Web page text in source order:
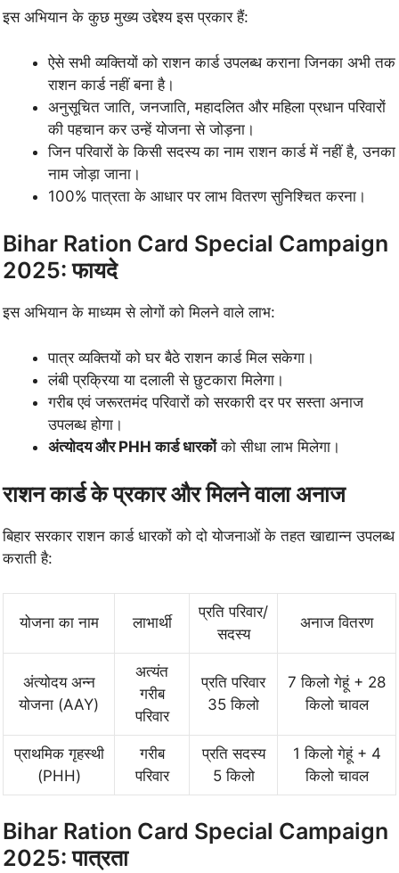
इस अभियान के कुछ मुख्य उद्देश्य इस प्रकार हैं:
ऐसे सभी व्यक्तियों को राशन कार्ड उपलब्ध कराना जिनका अभी तक
राशन कार्ड नहीं बना है।
अनुसूचित जाति, जनजाति, महादलित और महिला प्रधान परिवारों
की पहचान कर उन्हें योजना से जोड़ना।
जिन परिवारों के किसी सदस्य का नाम राशन कार्ड में नहीं है, उनका
नाम जोड़ा जाना।
100% पात्रता के आधार पर लाभ वितरण सुनिश्चित करना।
Bihar Ration Card Special Campaign
2025: फायदे
इस अभियान के माध्यम से लोगों को मिलने वाले लाभ:
पात्र व्यक्तियों को घर बैठे राशन कार्ड मिल सकेगा।
लंबी प्रक्रिया या दलाली से छुटकारा मिलेगा।
गरीब एवं जरूरतमंद परिवारों को सरकारी दर पर सस्ता अनाज
उपलब्ध होगा।
अंत्योदय और PHH कार्ड धारकोंको सीधा लाभ मिलेगा।
राशन कार्ड के प्रकार और मिलने वाला अनाज
बिहार सरकार राशन कार्ड धारकों को दो योजनाओं के तहत खाद्यान्न उपलब्ध
कराती है:
योजना का नाम लाभार्थी
प्रति परिवार/
सदस्य
अनाज वितरण
अंत्योदय अन्न
योजना (AAY)
अत्यंत
गरीब
परिवार
प्रति परिवार
35 किलो
7 किलो गेहूं + 28
किलो चावल
प्राथमिक गृहस्थी
(PHH)
गरीब
परिवार
प्रति सदस्य
5 किलो
1 किलो गेहूं + 4
किलो चावल
Bihar Ration Card Special Campaign
2025: पात्रता